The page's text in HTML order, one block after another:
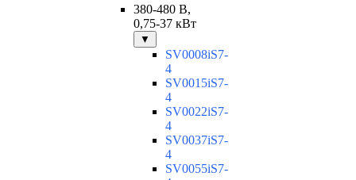
380-480 В,
0,75-37 кВт
▼
SV0008iS7-
4
SV0015iS7-
4
SV0022iS7-
4
SV0037iS7-
4
SV0055iS7-